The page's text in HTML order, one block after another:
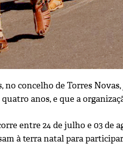
no concelho de Torres
anos, e que a
entre 24 de julho e 03 de
à terra natal para